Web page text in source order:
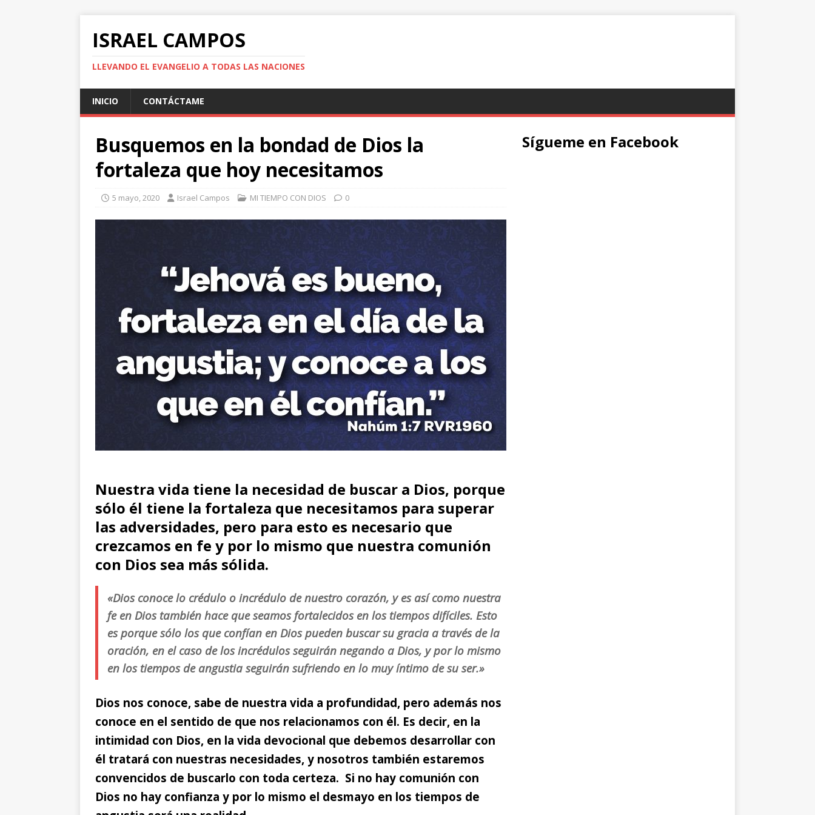
ISRAEL CAMPOS
LLEVANDO EL EVANGELIO A TODAS LAS NACIONES
INICIO CONTÁCTAME
Busquemos en la bondad de Dios la
fortaleza que hoy necesitamos
5 mayo, 2020 Israel Campos MI TIEMPO CON DIOS 0
Nuestra vida tiene la necesidad de buscar a Dios, porque
sólo él tiene la fortaleza que necesitamos para superar
las adversidades, pero para esto es necesario que
crezcamos en fe y por lo mismo que nuestra comunión
con Dios sea más sólida.
«Dios conoce lo crédulo o incrédulo de nuestro corazón, y es así como nuestra
fe en Dios también hace que seamos fortalecidos en los tiempos difíciles. Esto
es porque sólo los que confían en Dios pueden buscar su gracia a través de la
oración, en el caso de los incrédulos seguirán negando a Dios, y por lo mismo
en los tiempos de angustia seguirán sufriendo en lo muy íntimo de su ser.»
Dios nos conoce, sabe de nuestra vida a profundidad, pero además nos
conoce en el sentido de que nos relacionamos con él. Es decir, en la
intimidad con Dios, en la vida devocional que debemos desarrollar con
él tratará con nuestras necesidades, y nosotros también estaremos
convencidos de buscarlo con toda certeza. Si no hay comunión con
Dios no hay confianza y por lo mismo el desmayo en los tiempos de
Sígueme en Facebook